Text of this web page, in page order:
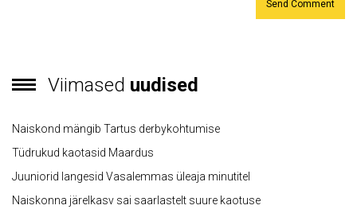
Viimased uudised
Naiskond mängib Tartus derbykohtumise
Tüdrukud kaotasid Maardus
Juuniorid langesid Vasalemmas üleaja minutitel
Naiskonna järelkasv sai saarlastelt suure kaotuse